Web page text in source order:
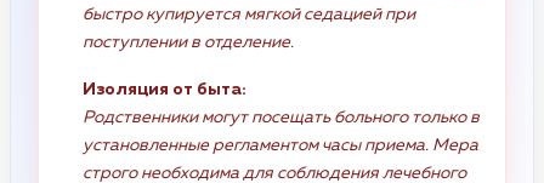
быстро купируется мягкой седацией при
поступлении в отделение.
Изоляция от быта:
Родственники могут посещать больного только в
установленные регламентом часы приема. Мера
строго необходима для соблюдения лечебного